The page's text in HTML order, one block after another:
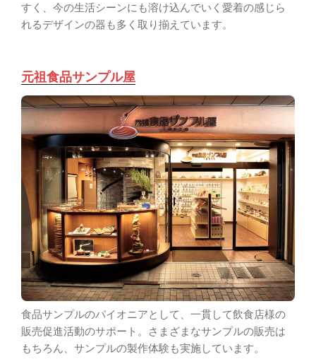
すく、今の生活シーンにも溶け込んでいく愛着の感じら
れるデザインの器も多く取り揃えています。
元祖食品サンプル屋
食品サンプルのパイオニアとして、一貫して飲食店様の
販売促進活動のサポート。さまざまなサンプルの販売は
もちろん、サンプルの製作体験も実施しています。